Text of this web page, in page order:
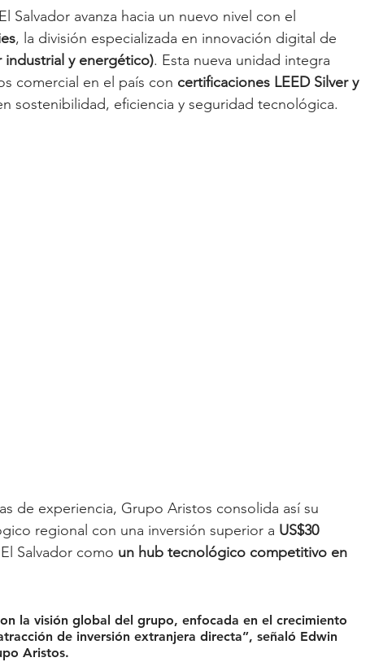
Salvador avanza hacia un nuevo nivel con el
, la división especializada en innovación digital de
y energético). Esta nueva unidad integra
comercial en el país con certificaciones LEED Silver y
sostenibilidad, eficiencia y seguridad tecnológica.
de experiencia, Grupo Aristos consolida así su
regional con una inversión superior a US$30
Salvador como un hub tecnológico competitivo en
la visión global del grupo, enfocada en el crecimiento
de inversión extranjera directa”, señaló Edwin
Aristos.